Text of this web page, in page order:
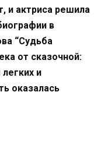
и актриса решила
в
“Судьба
от сказочной:
и
оказалась